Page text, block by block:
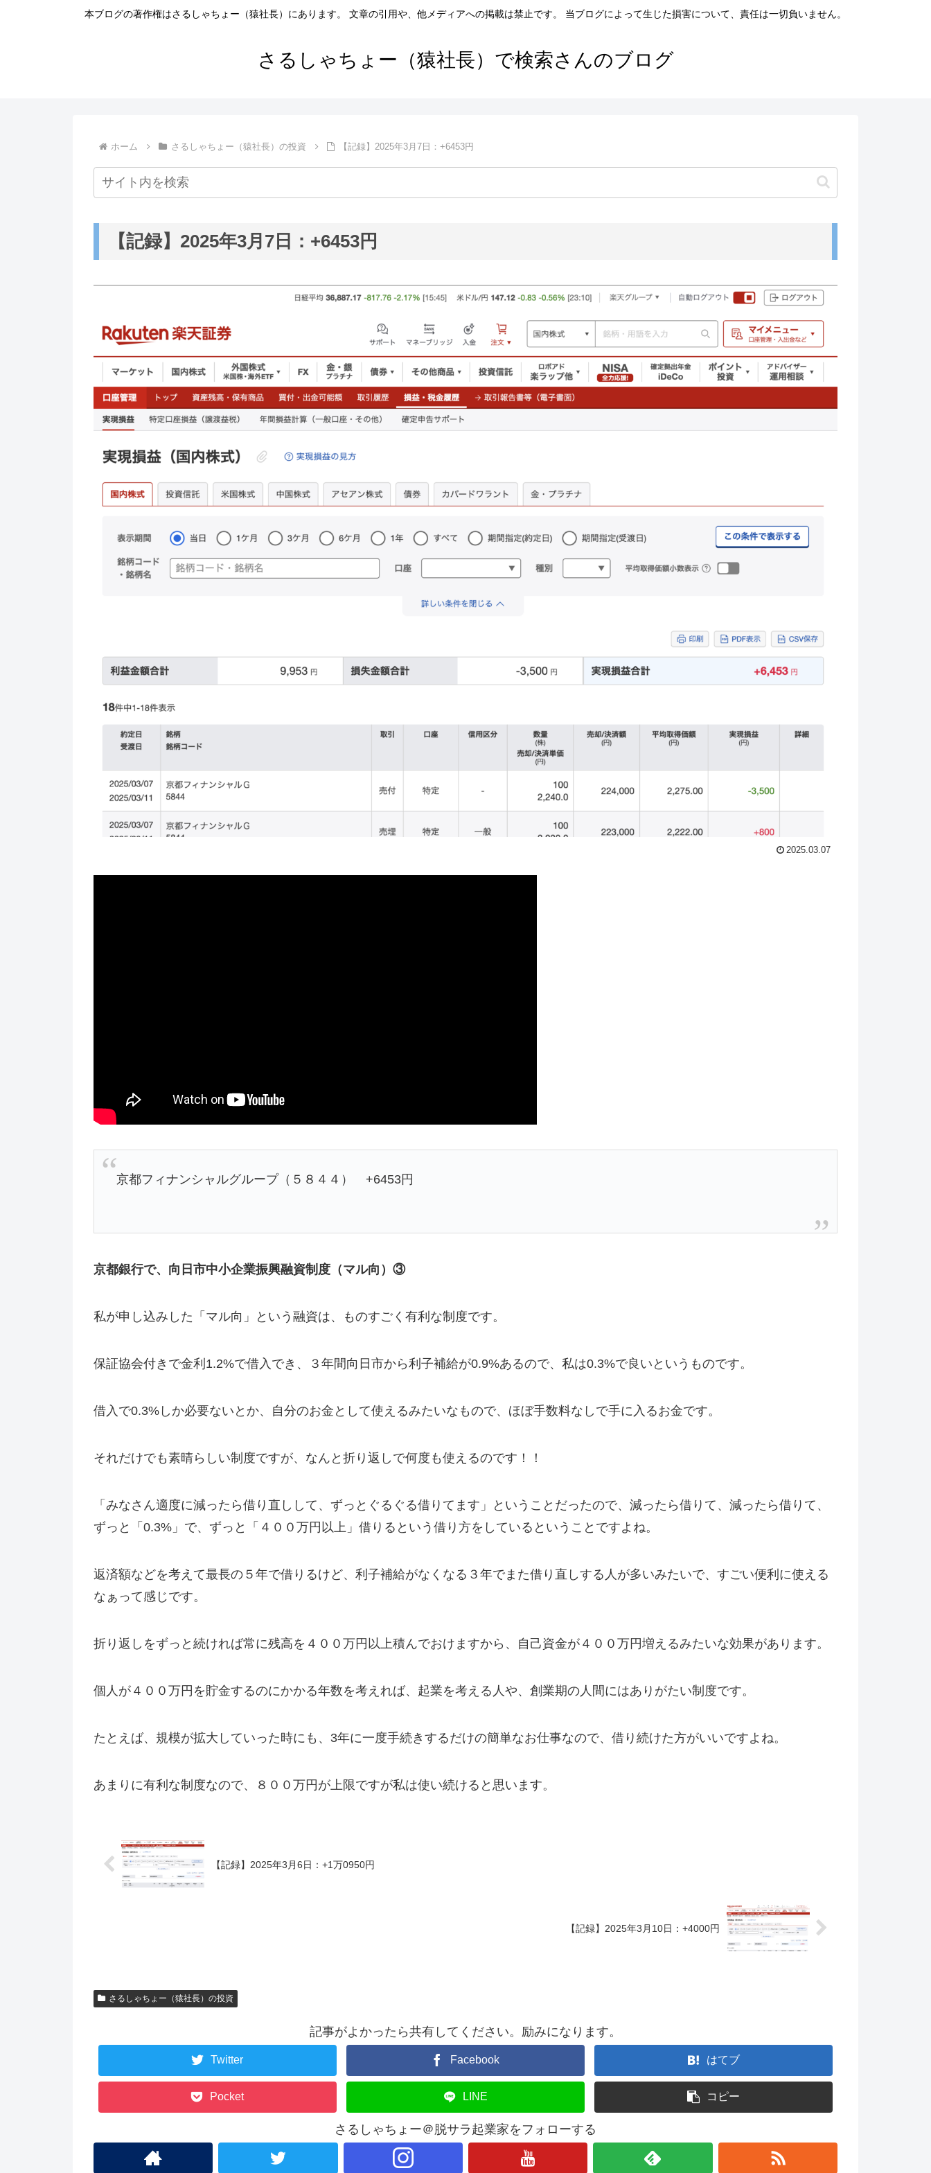
本ブログの著作権はさるしゃちょー（猿社長）にあります。 文章の引用や、他メディアへの掲載は禁止です。 当ブログによって生じた損害について、責任は一切負いません。
さるしゃちょー（猿社長）で検索さんのブログ
ホーム さるしゃちょー（猿社長）の投資 【記録】2025年3月7日：+6453円
【記録】2025年3月7日：+6453円
2025.03.07
京都フィナンシャルグループ（５８４４） +6453円
京都銀行で、向日市中小企業振興融資制度（マル向）③
私が申し込みした「マル向」という融資は、ものすごく有利な制度です。
保証協会付きで金利1.2%で借入でき、３年間向日市から利子補給が0.9%あるので、私は0.3%で良いというものです。
借入で0.3%しか必要ないとか、自分のお金として使えるみたいなもので、ほぼ手数料なしで手に入るお金です。
それだけでも素晴らしい制度ですが、なんと折り返しで何度も使えるのです！！
「みなさん適度に減ったら借り直しして、ずっとぐるぐる借りてます」ということだったので、減ったら借りて、減ったら借りて、
ずっと「0.3%」で、ずっと「４００万円以上」借りるという借り方をしているということですよね。
返済額などを考えて最長の５年で借りるけど、利子補給がなくなる３年でまた借り直しする人が多いみたいで、すごい便利に使える
なぁって感じです。
折り返しをずっと続ければ常に残高を４００万円以上積んでおけますから、自己資金が４００万円増えるみたいな効果があります。
個人が４００万円を貯金するのにかかる年数を考えれば、起業を考える人や、創業期の人間にはありがたい制度です。
たとえば、規模が拡大していった時にも、3年に一度手続きするだけの簡単なお仕事なので、借り続けた方がいいですよね。
あまりに有利な制度なので、８００万円が上限ですが私は使い続けると思います。
【記録】2025年3月6日：+1万0950円
【記録】2025年3月10日：+4000円
さるしゃちょー（猿社長）の投資
記事がよかったら共有してください。励みになります。
Twitter Facebook はてブ
Pocket LINE コピー
さるしゃちょー＠脱サラ起業家をフォローする